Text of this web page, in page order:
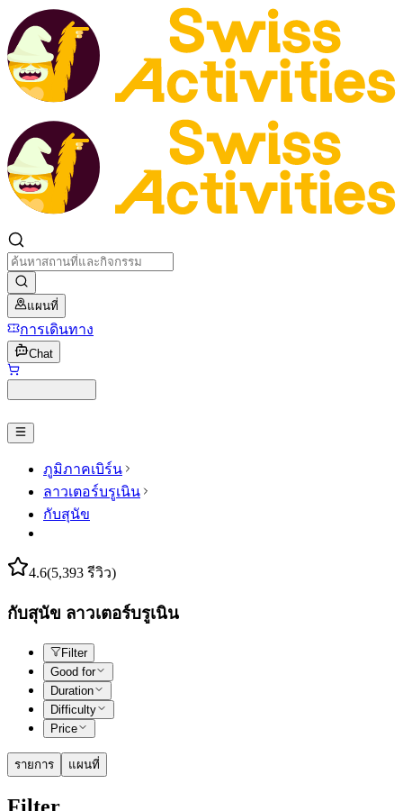
แผนที่
การเดินทาง
Chat
ภูมิภาคเบิร์น
ลาวเตอร์บรูเนิน
กับสุนัข
4.6(5,393 รีวิว)
กับสุนัข ลาวเตอร์บรูเนิน
Filter
Good for
Duration
Difficulty
Price
รายการ แผนที่